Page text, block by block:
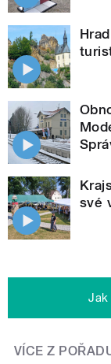
své
Jak
VÍCE Z